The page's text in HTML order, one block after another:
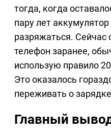
тогда, когда
пару лет
разряжаться.
телефон заранее,
использую правило
Это оказалось
переживать о
Главный